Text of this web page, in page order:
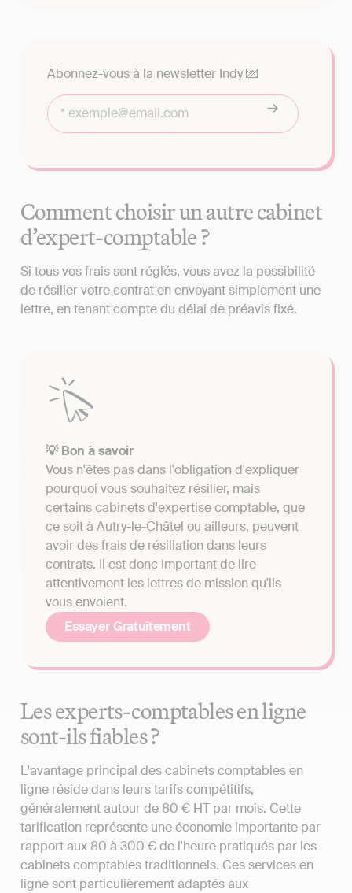
Abonnez-vous à la newsletter Indy 💌
Comment choisir un autre cabinet
d’expert-comptable ?
Si tous vos frais sont réglés, vous avez la possibilité
de résilier votre contrat en envoyant simplement une
lettre, en tenant compte du délai de préavis fixé.
💡 Bon à savoir
Vous n'êtes pas dans l'obligation d'expliquer
pourquoi vous souhaitez résilier, mais
certains cabinets d'expertise comptable, que
ce soit à Autry-le-Châtel ou ailleurs, peuvent
avoir des frais de résiliation dans leurs
contrats. Il est donc important de lire
attentivement les lettres de mission qu'ils
vous envoient.
Essayer Gratuitement
Les experts-comptables en ligne
sont-ils fiables ?
L'avantage principal des cabinets comptables en
ligne réside dans leurs tarifs compétitifs,
généralement autour de 80 € HT par mois. Cette
tarification représente une économie importante par
rapport aux 80 à 300 € de l'heure pratiqués par les
cabinets comptables traditionnels. Ces services en
ligne sont particulièrement adaptés aux